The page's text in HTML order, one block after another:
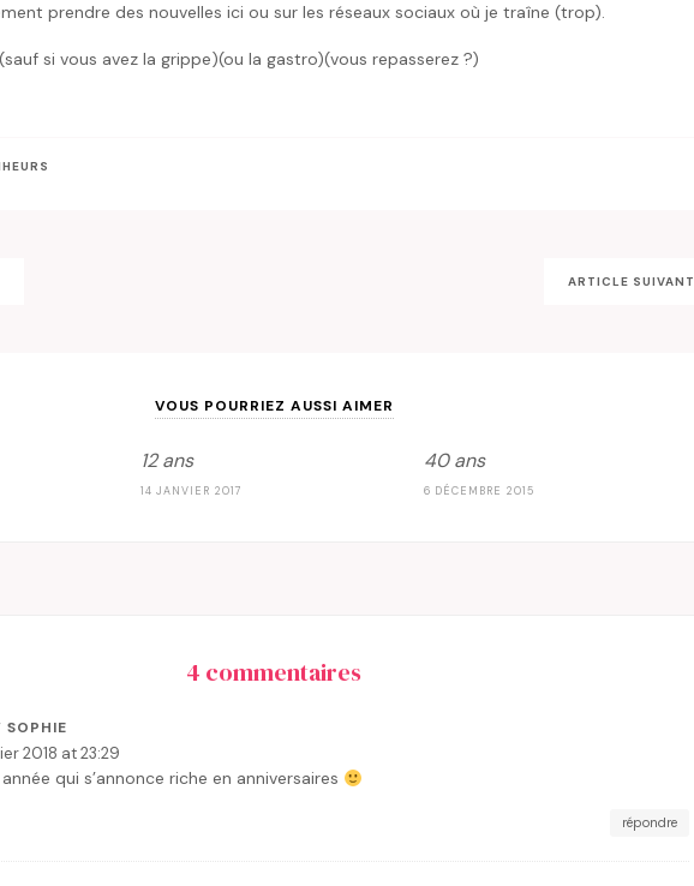
prendre des nouvelles ici ou sur les réseaux sociaux où je traîne (trop).
si vous avez la grippe)(ou la gastro)(vous repasserez ?)
ARTICLE SUIVANT
VOUS POURRIEZ AUSSI AIMER
12 ans
14 JANVIER 2017
40 ans
6 DÉCEMBRE 2015
4 commentaires
SOPHIE
2018 at 23:29
qui s’annonce riche en anniversaires
répondre